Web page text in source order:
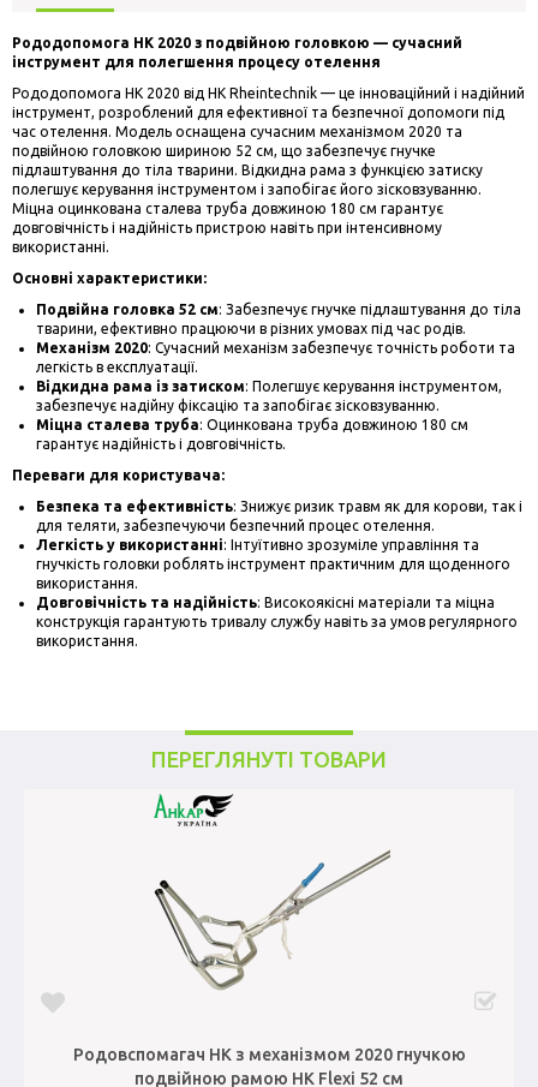
Рододопомога HK 2020 з подвійною головкою — сучасний
інструмент для полегшення процесу отелення
Рододопомога HK 2020 від HK Rheintechnik — це інноваційний і надійний
інструмент, розроблений для ефективної та безпечної допомоги під
час отелення. Модель оснащена сучасним механізмом 2020 та
подвійною головкою шириною 52 см, що забезпечує гнучке
підлаштування до тіла тварини. Відкидна рама з функцією затиску
полегшує керування інструментом і запобігає його зісковзуванню.
Міцна оцинкована сталева труба довжиною 180 см гарантує
довговічність і надійність пристрою навіть при інтенсивному
використанні.
Основні характеристики:
Подвійна головка 52 см: Забезпечує гнучке підлаштування до тіла
тварини, ефективно працюючи в різних умовах під час родів.
Механізм 2020: Сучасний механізм забезпечує точність роботи та
легкість в експлуатації.
Відкидна рама із затиском: Полегшує керування інструментом,
забезпечує надійну фіксацію та запобігає зісковзуванню.
Міцна сталева труба: Оцинкована труба довжиною 180 см
гарантує надійність і довговічність.
Переваги для користувача:
Безпека та ефективність: Знижує ризик травм як для корови, так і
для теляти, забезпечуючи безпечний процес отелення.
Легкість у використанні: Інтуїтивно зрозуміле управління та
гнучкість головки роблять інструмент практичним для щоденного
використання.
Довговічність та надійність: Високоякісні матеріали та міцна
конструкція гарантують тривалу службу навіть за умов регулярного
використання.
ПЕРЕГЛЯНУТІ ТОВАРИ
Родовспомагач НК з механізмом 2020 гнучкою
подвійною рамою HK Flexi 52 см